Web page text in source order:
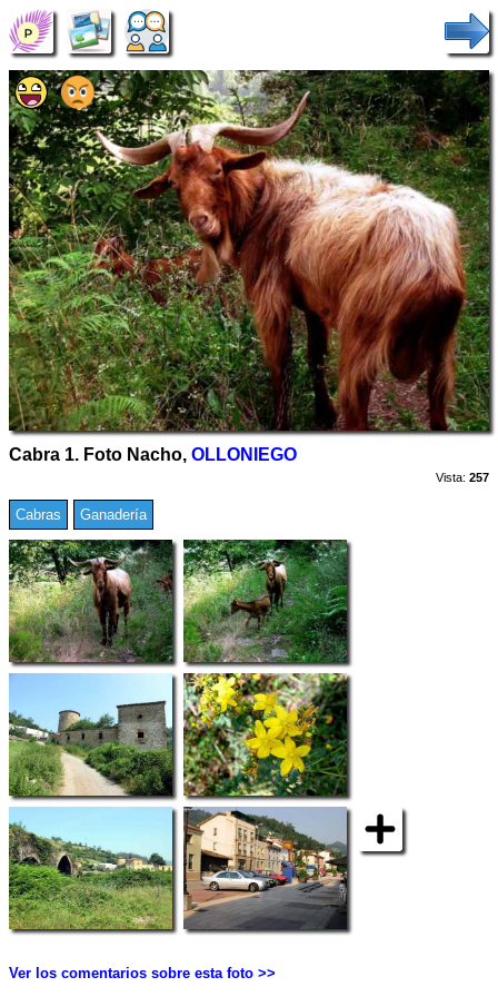
Cabra 1. Foto Nacho, OLLONIEGO
Vista: 257
Cabras Ganadería
Ver los comentarios sobre esta foto >>